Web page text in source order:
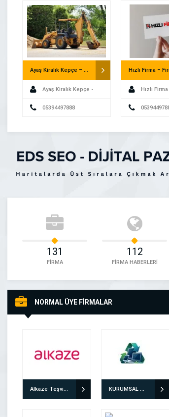
Mahkemesine
göre yürürlüğe […]
Ayaş Kiralık Kepçe – Saatlik Kepçe
Ayaş Kiralık Kepçe -
Saatlik Kepçe
05394497888
Hızlı Firma
131
FİRMA
112
FİRMA HABERLERİ
NORMAL ÜYE FİRMALAR
Alkaze Teşvik Danışmanlığı KURUMSAL GERİ DÖNÜŞÜM